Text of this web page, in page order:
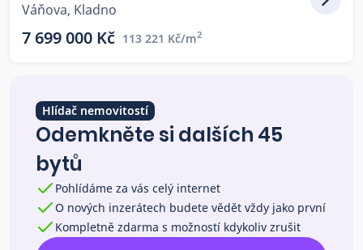
Blog
O nás
Váňova, Kladno
7 699 000 Kč 113 221 Kč/m2
Hlídač nemovitostí
Odemkněte si dalších 45
bytů
Pohlídáme za vás celý internet
O nových inzerátech budete vědět vždy jako první
Kompletně zdarma s možností kdykoliv zrušit